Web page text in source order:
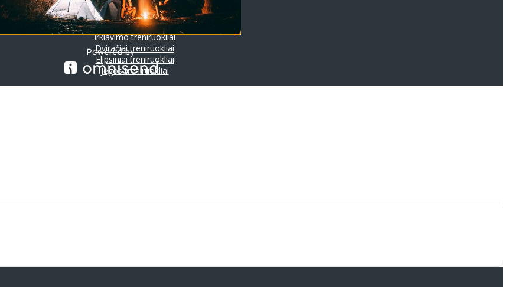
Treniruokliai
Bėgimo takeliai
Irklavimo treniruokliai
Dviračiai treniruokliai
Elipsiniai treniruokliai
Jėgos treniruokliai